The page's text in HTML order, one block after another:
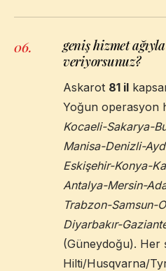
06.
geniş hizmet
veriyorsunuz?
Askarot 81 il
Yoğun operasyon
Kocaeli-Sakarya-
Manisa-Denizli-
Eskişehir-Konya-
Antalya-Mersin-
Trabzon-Samsun-
Diyarbakır-
(Güneydoğu). Her
Hilti/Husqvarna/